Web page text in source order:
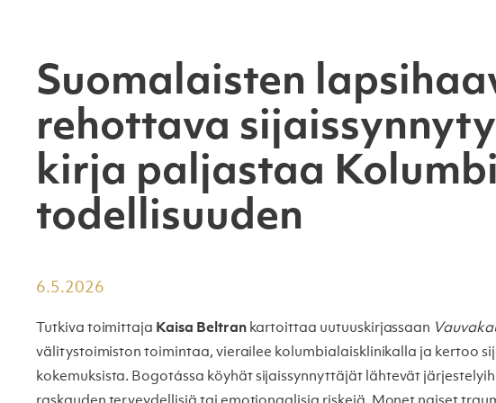
Suomalaisten
rehottava
kirja paljastaa
todellisuuden
6.5.2026
Tutkiva toimittaja Kaisa Beltrankartoittaa uutuuskirjassaan
välitystoimiston toimintaa, vierailee kolumbialaisklinikalla ja kertoo
kokemuksista. Bogotássa köyhät sijaissynnyttäjät lähtevät